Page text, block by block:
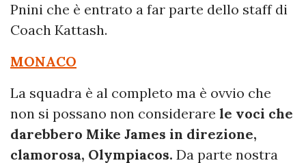
Pnini che è entrato a far parte dello staff di
Coach Kattash.
MONACO
La squadra è al completo ma è ovvio che
non si possano non considerare le voci che
darebbero Mike James in direzione,
clamorosa, Olympiacos. Da parte nostra